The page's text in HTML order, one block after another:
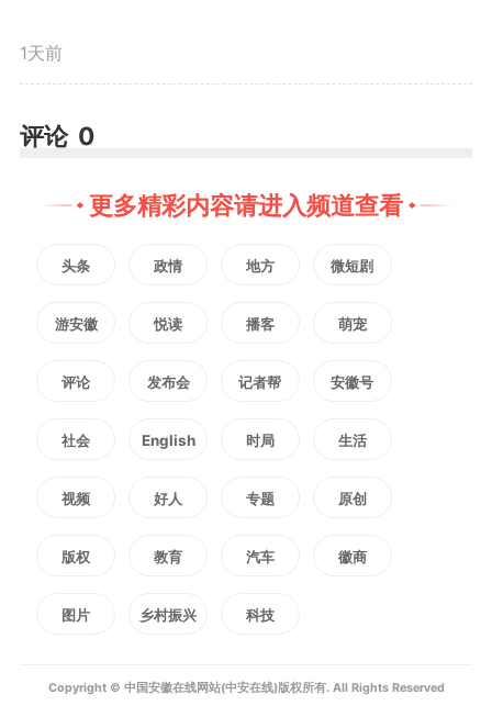
1天前
评论 0
更多精彩内容请进入频道查看
头条 政情 地方 微短剧
游安徽 悦读 播客 萌宠
评论 发布会 记者帮 安徽号
社会 English 时局 生活
视频 好人 专题 原创
版权 教育 汽车 徽商
图片 乡村振兴 科技
Copyright © 中国安徽在线网站(中安在线)版权所有. All Rights Reserved